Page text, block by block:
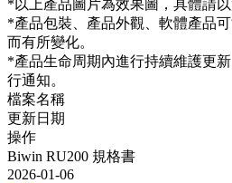
*以上產品圖片為效果圖，具體請以
*產品包裝、產品外觀、軟體產品
而有所變化。
*產品生命周期內進行持續維護更
行通知。
檔案名稱
更新日期
操作
Biwin RU200 規格書
2026-01-06